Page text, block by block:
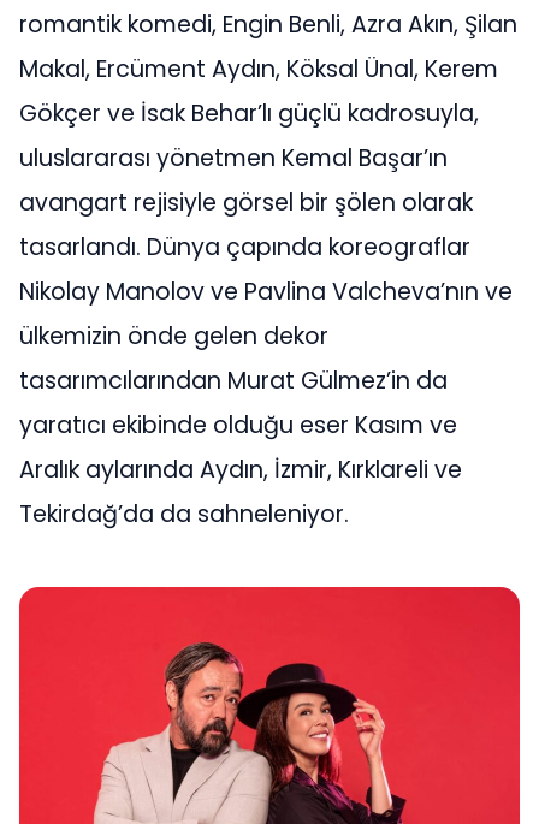
romantik komedi, Engin Benli, Azra Akın, Şilan
Makal, Ercüment Aydın, Köksal Ünal, Kerem
Gökçer ve İsak Behar’lı güçlü kadrosuyla,
uluslararası yönetmen Kemal Başar’ın
avangart rejisiyle görsel bir şölen olarak
tasarlandı. Dünya çapında koreograflar
Nikolay Manolov ve Pavlina Valcheva’nın ve
ülkemizin önde gelen dekor
tasarımcılarından Murat Gülmez’in da
yaratıcı ekibinde olduğu eser Kasım ve
Aralık aylarında Aydın, İzmir, Kırklareli ve
Tekirdağ’da da sahneleniyor.